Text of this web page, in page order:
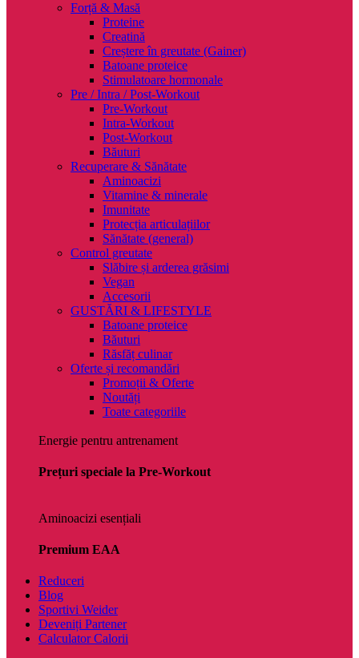
Forță & Masă
Proteine
Creatină
Creștere în greutate (Gainer)
Batoane proteice
Stimulatoare hormonale
Pre / Intra / Post-Workout
Pre-Workout
Intra-Workout
Post-Workout
Băuturi
Recuperare & Sănătate
Aminoacizi
Vitamine & minerale
Imunitate
Protecția articulațiilor
Sănătate (general)
Control greutate
Slăbire și arderea grăsimi
Vegan
Accesorii
GUSTĂRI & LIFESTYLE
Batoane proteice
Băuturi
Răsfăț culinar
Oferte și recomandări
Promoții & Oferte
Noutăți
Toate categoriile
Energie pentru antrenament
Prețuri speciale la Pre-Workout
Aminoacizi esențiali
Premium EAA
Reduceri
Blog
Sportivi Weider
Deveniți Partener
Calculator Calorii